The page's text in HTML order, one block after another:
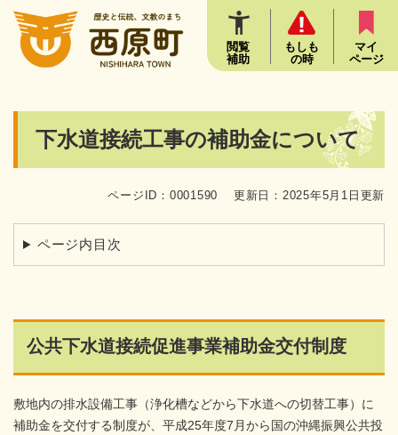
メニューを飛ばして本文へ
閲覧
補助
もしも
の時
マイ
ページ
下水道接続工事の補助金について
ページID：0001590 更新日：2025年5月1日更新
ページ内目次
公共下水道接続促進事業補助金交付制度
敷地内の排水設備工事（浄化槽などから下水道への切替工事）に
補助金を交付する制度が、平成25年度7月から国の沖縄振興公共投